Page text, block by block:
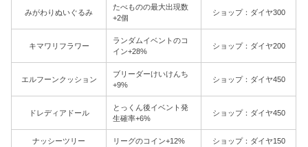
みがわりぬいぐるみ
たべものの最大出現数
+2個
ショップ：ダイヤ300
キマワリフラワー
ランダムイベントのコ
イン+28%
ショップ：ダイヤ200
エルフーンクッション
ブリーダーけいけんち
+9%
ショップ：ダイヤ450
ドレディアドール
とっくん後イベント発
生確率+6%
ショップ：ダイヤ450
ナッシーツリー リーグのコイン+12% ショップ：ダイヤ150